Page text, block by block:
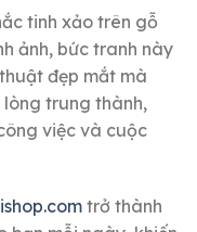
tinh xảo trên gỗ
ảnh, bức tranh này
đẹp mắt mà
trung thành,
việc và cuộc
trở thành